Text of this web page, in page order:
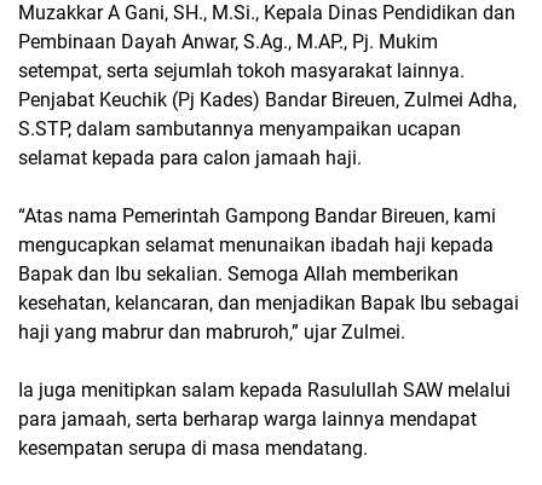
Muzakkar A Gani, SH., M.Si., Kepala Dinas Pendidikan dan
Pembinaan Dayah Anwar, S.Ag., M.AP., Pj. Mukim
setempat, serta sejumlah tokoh masyarakat lainnya.
Penjabat Keuchik (Pj Kades) Bandar Bireuen, Zulmei Adha,
S.STP, dalam sambutannya menyampaikan ucapan
selamat kepada para calon jamaah haji.
“Atas nama Pemerintah Gampong Bandar Bireuen, kami
mengucapkan selamat menunaikan ibadah haji kepada
Bapak dan Ibu sekalian. Semoga Allah memberikan
kesehatan, kelancaran, dan menjadikan Bapak Ibu sebagai
haji yang mabrur dan mabruroh,” ujar Zulmei.
Ia juga menitipkan salam kepada Rasulullah SAW melalui
para jamaah, serta berharap warga lainnya mendapat
kesempatan serupa di masa mendatang.